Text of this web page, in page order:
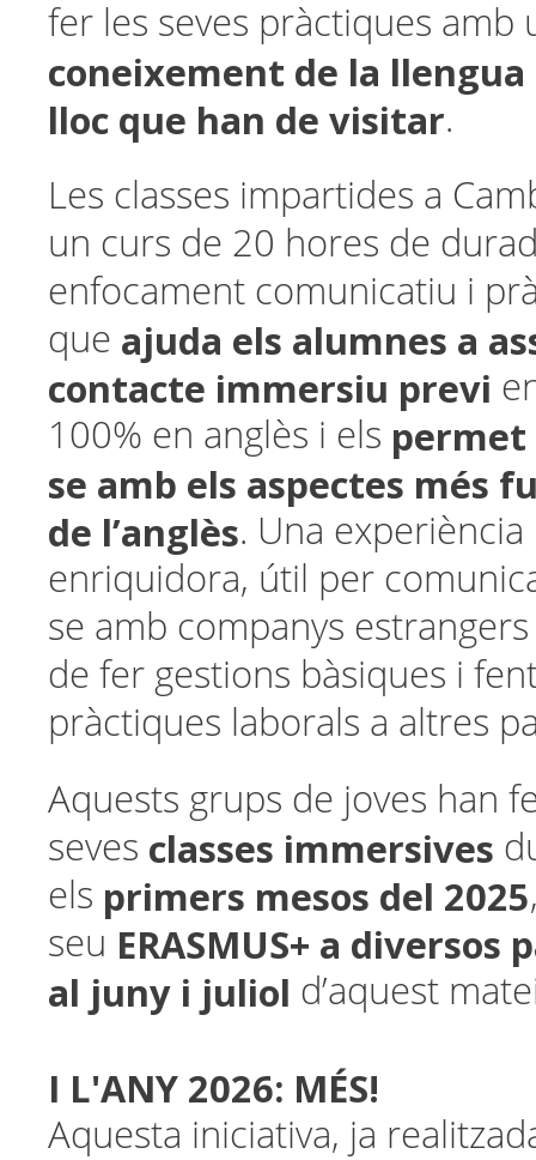
fer les seves pràctiques amb
coneixement de la
lloc que han de visitar.
Les classes impartides a
un curs de 20 hores de
enfocament comunicatiu i
que ajuda els alumnes a
contacte immersiu previ
100% en anglès i els
se amb els aspectes més
de l’anglès. Una
enriquidora, útil per
se amb companys
de fer gestions bàsiques i
pràctiques laborals a altres
Aquests grups de joves han
seves classes immersives
els primers mesos del 2025
seu ERASMUS+ a diversos
al juny i juliol d’aquest
I L'ANY 2026: MÉS!
Aquesta iniciativa, ja